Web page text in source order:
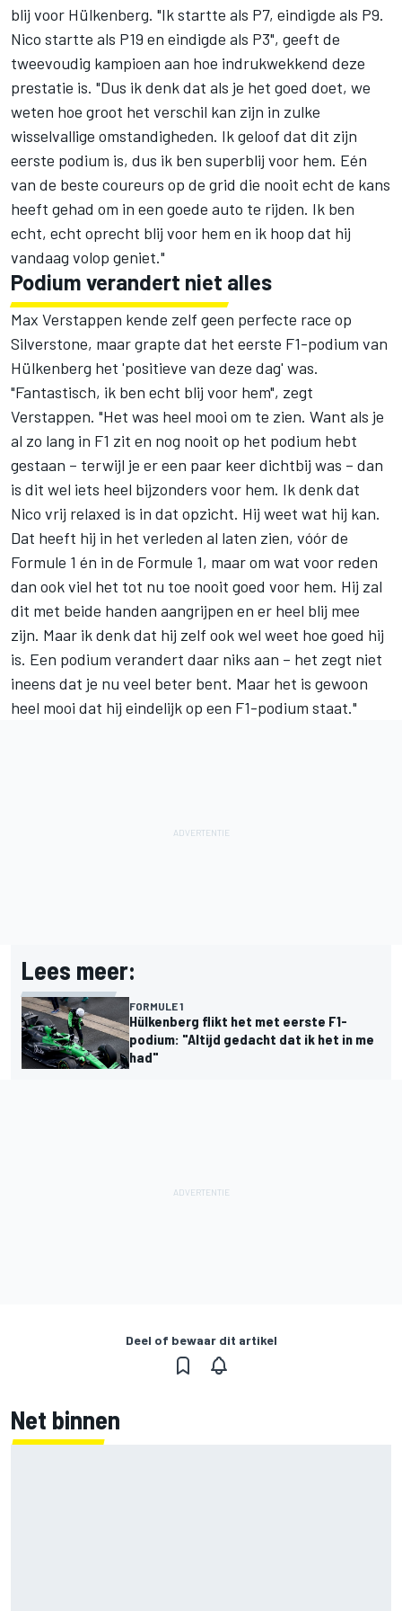
blij voor Hülkenberg. "Ik startte als P7, eindigde als P9.
Nico startte als P19 en eindigde als P3", geeft de
tweevoudig kampioen aan hoe indrukwekkend deze
prestatie is. "Dus ik denk dat als je het goed doet, we
weten hoe groot het verschil kan zijn in zulke
wisselvallige omstandigheden. Ik geloof dat dit zijn
eerste podium is, dus ik ben superblij voor hem. Eén
van de beste coureurs op de grid die nooit echt de kans
heeft gehad om in een goede auto te rijden. Ik ben
echt, echt oprecht blij voor hem en ik hoop dat hij
vandaag volop geniet."
Podium verandert niet alles
Max Verstappen kende zelf geen perfecte race op
Silverstone, maar grapte dat het eerste F1-podium van
Hülkenberg het 'positieve van deze dag' was.
"Fantastisch, ik ben echt blij voor hem", zegt
Verstappen. "Het was heel mooi om te zien. Want als je
al zo lang in F1 zit en nog nooit op het podium hebt
gestaan – terwijl je er een paar keer dichtbij was – dan
is dit wel iets heel bijzonders voor hem. Ik denk dat
Nico vrij relaxed is in dat opzicht. Hij weet wat hij kan.
Dat heeft hij in het verleden al laten zien, vóór de
Formule 1 én in de Formule 1, maar om wat voor reden
dan ook viel het tot nu toe nooit goed voor hem. Hij zal
dit met beide handen aangrijpen en er heel blij mee
zijn. Maar ik denk dat hij zelf ook wel weet hoe goed hij
is. Een podium verandert daar niks aan – het zegt niet
ineens dat je nu veel beter bent. Maar het is gewoon
heel mooi dat hij eindelijk op een F1-podium staat."
Lees meer:
FORMULE 1
Hülkenberg flikt het met eerste F1-
podium: "Altijd gedacht dat ik het in me
had"
Deel of bewaar dit artikel
Net binnen